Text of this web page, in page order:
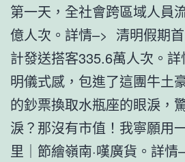
第一天，全社會跨區域人員
億人次。詳情–> 清明假期
計發送搭客335.6萬人次。
明儀式感，包進了這團牛土
的鈔票換取水瓶座的眼淚，
淚？那沒有市值！我寧願用
里｜節繪嶺南·嘆廣貨。詳情